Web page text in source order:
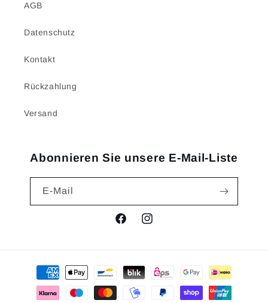
AGB
Datenschutz
Kontakt
Rückzahlung
Versand
Abonnieren Sie unsere E-Mail-Liste
E-Mail
FacebookInstagram
Zahlungsmethoden